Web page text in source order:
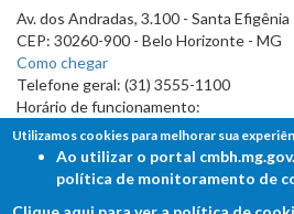
Av. dos Andradas, 3.100 - Santa Efigênia
CEP: 30260-900 - Belo Horizonte - MG
Como chegar
Telefone geral: (31) 3555-1100
Horário de funcionamento:
7h às 19h
Utilizamos cookies para melhorar sua
Ao utilizar o portal
política de monitoramento de